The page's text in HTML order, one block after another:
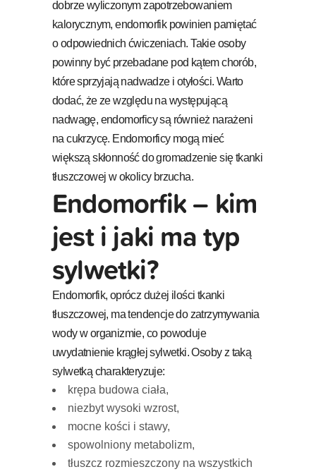
dobrze wyliczonym zapotrzebowaniem
kalorycznym, endomorfik powinien pamiętać
o odpowiednich ćwiczeniach. Takie osoby
powinny być przebadane pod kątem chorób,
które sprzyjają nadwadze i otyłości. Warto
dodać, że ze względu na występującą
nadwagę, endomorficy są również narażeni
na cukrzycę. Endomorficy mogą mieć
większą skłonność do gromadzenie się tkanki
tłuszczowej w okolicy brzucha.
Endomorfik – kim
jest i jaki ma typ
sylwetki?
Endomorfik, oprócz dużej ilości tkanki
tłuszczowej, ma tendencje do zatrzymywania
wody w organizmie, co powoduje
uwydatnienie krągłej sylwetki. Osoby z taką
sylwetką charakteryzuje:
krępa budowa ciała,
niezbyt wysoki wzrost,
mocne kości i stawy,
spowolniony metabolizm,
tłuszcz rozmieszczony na wszystkich